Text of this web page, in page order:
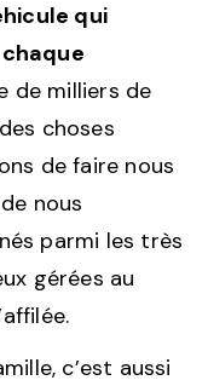
qui
de milliers de
choses
de faire nous
nous
parmi les très
gérées au
c’est aussi